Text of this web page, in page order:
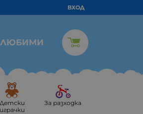
ВХОД
ЛЮБИМИ
Детски
играчки
За разходка